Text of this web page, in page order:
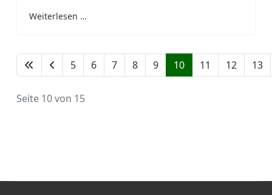
Weiterlesen …
5 6 7 8 9 10 11 12 13
Seite 10 von 15